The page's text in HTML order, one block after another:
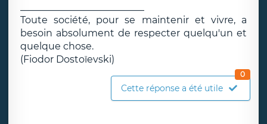
Toute société, pour se maintenir et vivre, a
besoin absolument de respecter quelqu'un et
quelque chose.
(Fiodor Dostoïevski)
Cette réponse a été utile
0